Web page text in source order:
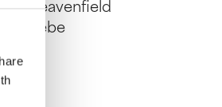
Heavenfield
Liebe